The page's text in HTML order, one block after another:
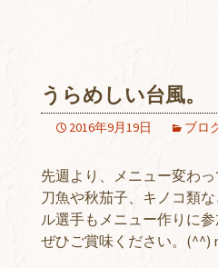
うらめしい台風。
2016年9月19日 ブロ
先週より、メニュー変わ
刀魚や秋茄子、キノコ類
ル選手もメニュー作りに
ぜひご賞味ください。(^^)